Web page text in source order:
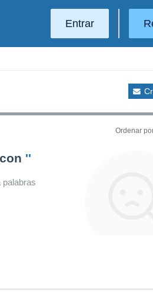
Entrar
Ordenar
''